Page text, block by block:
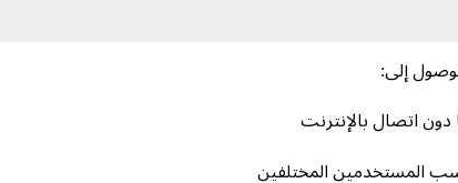
إلى:
دون اتصال بالإنترنت